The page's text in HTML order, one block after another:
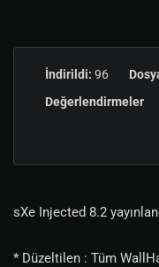
İndirildi: 96
Değerlendirmeler
sXe Injected 8.2
* Düzeltilen : Tüm